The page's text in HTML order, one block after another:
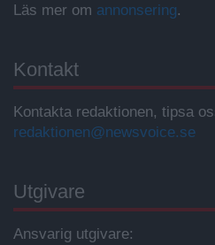
Läs mer om annonsering.
Kontakt
Kontakta redaktionen, tipsa
redaktionen@newsvoice.se
Utgivare
Ansvarig utgivare: